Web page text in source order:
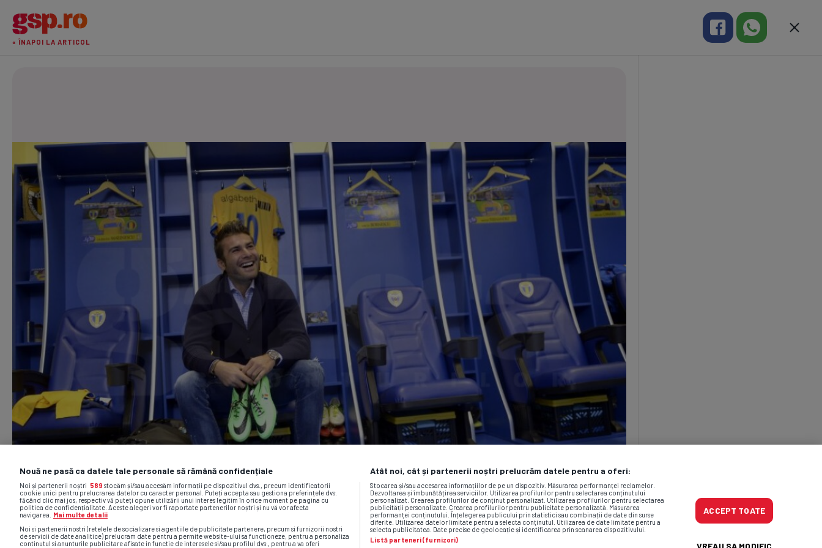
« ÎNAPOI LA ARTICOL
Nouă ne pasă ca datele tale personale să rămână confidențiale
Noi și partenerii noștri 589 stocăm și/sau accesăm informații pe dispozitivul dvs., precum identificatorii
cookie unici pentru prelucrarea datelor cu caracter personal. Puteți accepta sau gestiona preferințele dvs.
făcând clic mai jos, respectiv vă puteți opune utilizării unui interes legitim în orice moment pe pagina cu
politica de confidențialitate. Aceste alegeri vor fi raportate partenerilor noștri și nu vă vor afecta
navigarea.
Mai multe detalii
Noi si partenerii nostri (retelele de socializare si agentiile de publicitate partenere, precum si furnizorii nostri
de servicii de date analitice) prelucram date pentru a permite website-ului sa functioneze, pentru a personaliza
continutul si anunturile publicitare afisate in functie de interesele si/sau profilul dvs., pentru a va oferi
Atât noi, cât și partenerii noștri prelucrăm datele pentru a oferi:
Stocarea și/sau accesarea informațiilor de pe un dispozitiv. Măsurarea performanței reclamelor.
Dezvoltarea și îmbunătățirea serviciilor. Utilizarea profilurilor pentru selectarea conținutului
personalizat. Crearea profilurilor de conținut personalizat. Utilizarea profilurilor pentru selectarea
publicității personalizate. Crearea profilurilor pentru publicitate personalizată. Măsurarea
performanței conținutului. Înțelegerea publicului prin statistici sau combinații de date din surse
diferite. Utilizarea datelor limitate pentru a selecta conținutul. Utilizarea de date limitate pentru a
selecta publicitatea. Date precise de geolocație și identificarea prin scanarea dispozitivului.
Listă parteneri (furnizori)
ACCEPT TOATE
VREAU SA MODIFIC